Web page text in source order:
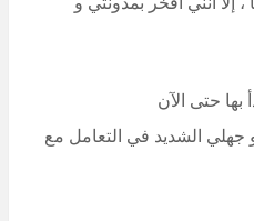
حتى الآن
جهلي الشديد في التعامل مع